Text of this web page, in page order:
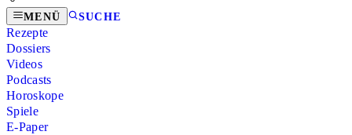
MENÜ SUCHE
Rezepte
Dossiers
Videos
Podcasts
Horoskope
Spiele
E-Paper